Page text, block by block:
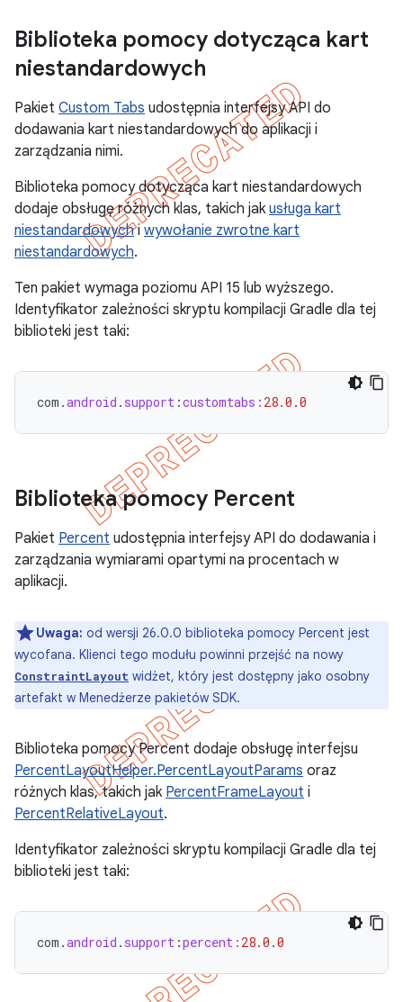
Biblioteka pomocy dotycząca kart
niestandardowych
Pakiet Custom Tabs udostępnia interfejsy API do
dodawania kart niestandardowych do aplikacji i
zarządzania nimi.
Biblioteka pomocy dotycząca kart niestandardowych
dodaje obsługę różnych klas, takich jak usługa kart
niestandardowychi wywołanie zwrotne kart
niestandardowych.
Ten pakiet wymaga poziomu API 15 lub wyższego.
Identyfikator zależności skryptu kompilacji Gradle dla tej
biblioteki jest taki:
com .android . support :customtabs: 28.0 .0
Biblioteka pomocy Percent
Pakiet Percent udostępnia interfejsy API do dodawania i
zarządzania wymiarami opartymi na procentach w
aplikacji.
Uwaga: od wersji 26.0.0 biblioteka pomocy Percent jest
wycofana. Klienci tego modułu powinni przejść na nowy
ConstraintLayout widżet, który jest dostępny jako osobny
artefakt w Menedżerze pakietów SDK.
Biblioteka pomocy Percent dodaje obsługę interfejsu
PercentLayoutHelper.PercentLayoutParams oraz
różnych klas, takich jak PercentFrameLayout i
PercentRelativeLayout.
Identyfikator zależności skryptu kompilacji Gradle dla tej
biblioteki jest taki:
com .android . support :percent: 28.0 .0